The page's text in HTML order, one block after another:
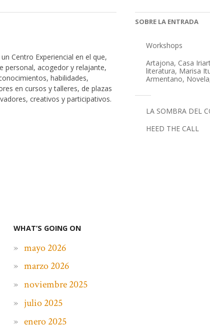
Centro Experiencial en el que,
personal, acogedor y relajante,
habilidades,
en cursos y talleres, de plazas
creativos y participativos.
SOBRE LA ENTRADA
Workshops
Artajona, Casa
literatura, Marisa
Armentano, Novela
LA SOMBRA DEL
HEED THE CALL
WHAT’S GOING ON
mayo 2026
marzo 2026
noviembre 2025
julio 2025
enero 2025